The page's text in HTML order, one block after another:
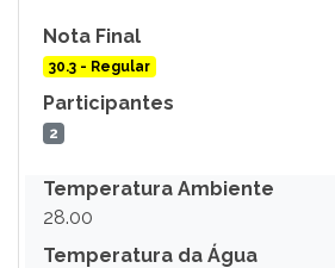
Nota Final
30.3 - Regular
Participantes
2
Temperatura Ambiente
28.00
Temperatura da Água